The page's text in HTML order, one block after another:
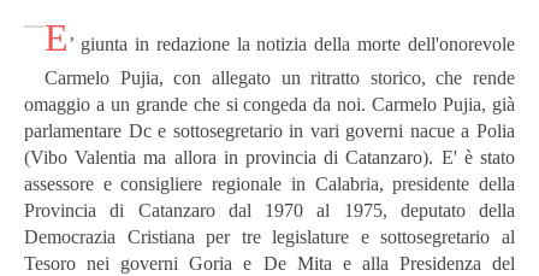
E’ giunta in redazione la notizia della morte dell'onorevole
Carmelo Pujia, con allegato un ritratto storico, che rende
omaggio a un grande che si congeda da noi. Carmelo Pujia, già
parlamentare Dc e sottosegretario in vari governi nacue a Polia
(Vibo Valentia ma allora in provincia di Catanzaro). E' è stato
assessore e consigliere regionale in Calabria, presidente della
Provincia di Catanzaro dal 1970 al 1975, deputato della
Democrazia Cristiana per tre legislature e sottosegretario al
Tesoro nei governi Goria e De Mita e alla Presidenza del